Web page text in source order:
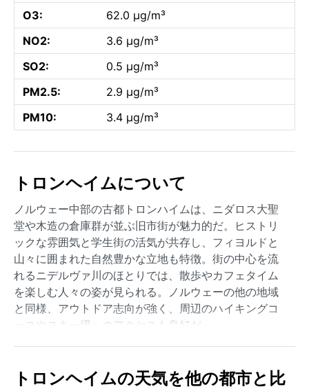
O3:
62.0 µg/m³
NO2:
3.6 µg/m³
SO2:
0.5 µg/m³
PM2.5:
2.9 µg/m³
PM10:
3.4 µg/m³
トロンヘイムについて
ノルウェー中部の古都トロンハイムは、ニダロス大聖
堂や木造の倉庫群が並ぶ旧市街が魅力的だ。ヒストリ
ックな雰囲気と学生街の活気が共存し、フィヨルドと
山々に囲まれた自然豊かな立地も特徴。街の中心を流
れるニデルヴァ川のほとりでは、散歩やカフェタイム
を楽しむ人々の姿が見られる。ノルウェーの他の地域
と同様、アウトドア志向が強く、周辺のハイキングコ
ースやスキー場へのアクセスも良好だ。
ケッペンの気候区分では亜寒帯湿潤気候（Dfc）に属
く寒く、1月の平均気温はマイナス3度前後だが、メキ
トロンヘイムの天気を他の都市と比